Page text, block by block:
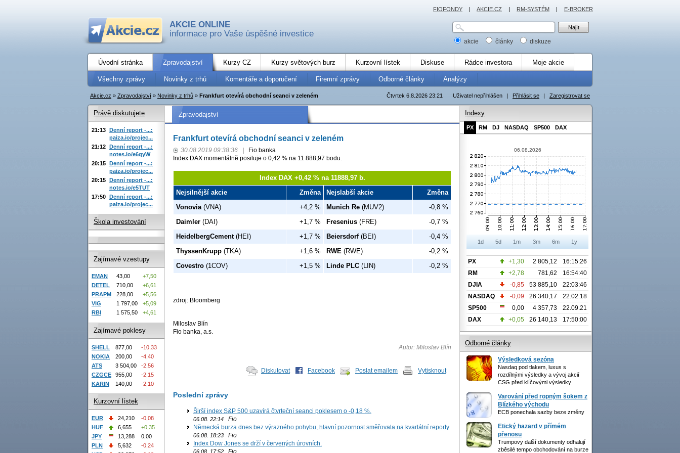
AKCIE ONLINE
informace pro Vaše úspěšné investice
akcie články diskuze
Úvodní stránka Zpravodajství Kurzy CZ Kurzy světových burz Kurzovní lístek Diskuse Rádce investora Moje akcie
Všechny zprávy Novinky z trhů Komentáře a doporučení Firemní zprávy Odborné články Analýzy
Uživatel nepřihlášen | Přihlásit se | Zaregistrovat se
Čtvrtek 6.8.2026 23:21
Akcie.cz » Zpravodajství » Novinky z trhů » Frankfurt otevírá obchodní seanci v zeleném
Zpravodajství
Frankfurt otevírá obchodní seanci v zeleném
30.08.2019 09:38:36
Fio banka
Index DAX momentálně posiluje o 0,42 % na 11 888,97 bodu.
Index DAX +0,42 % na 11888,97 b.
Nejsilnější akcie
Změna Nejslabší akcie
Změna
Vonovia(VNA) +4,2 % Munich Re (MUV2)
-0,8 %
Daimler (DAI) +1,7 % Fresenius (FRE)
-0,7 %
HeidelbergCement(HEI) +1,7 % Beiersdorf(BEI)
-0,4 %
ThyssenKrupp (TKA) +1,6 % RWE (RWE)
-0,2 %
Covestro (1COV) +1,5 % Linde PLC (LIN) -0,2 %
zdroj: Bloomberg
Miloslav Blín
Fio banka, a.s.
Autor: Miloslav Blín
Diskutovat Facebook Poslat emailem Vytisknout
Poslední zprávy
Širší index S&P 500 uzavírá čtvrteční seanci poklesem o -0,18 %.
06.08. 22:14 Fio
Německá burza dnes bez výrazného pohybu, hlavní pozornost směřovala na kvartální reporty
06.08. 18:23 Fio
Index Dow Jones se drží v červených úrovních.
06.08. 17:52 Fio
Právě diskutujete
21:13 Denní report -...:
paiza.io/projec...
21:12 Denní report -...:
notes.io/e6qyW
20:15 Denní report -...:
paiza.io/projec...
20:15 Denní report -...:
notes.io/e5TUT
17:50 Denní report -...:
paiza.io/projec...
Škola investování
Zajímavé vzestupy
EMAN 43,00
+7,50
DETEL
710,00
+6,61
PRAPM
228,00
+5,56
VIG
1 797,00
+5,09
RBI
1 575,50 +4,61
Zajímavé poklesy
SHELL 877,00
-10,33
NOKIA
200,00
-4,40
ATS
3 504,00
-2,56
CZGCE
955,00
-2,15
KARIN
140,00 -2,10
Kurzovní lístek
EUR 24,210
-0,08
HUF
6,655
+0,35
JPY
13,288
0,00
PLN
5,632
-0,24
Indexy
PX RM DJ NASDAQ SP500 DAX
06.08.2026
1d 5d 1m 3m 6m 1y
PX +1,30 2 805,12
16:15:26
RM
+2,78 781,62
16:54:40
DJIA
-0,85 53 885,10
22:03:46
NASDAQ
-0,09 26 340,17
22:02:18
SP500
0,00 4 357,73
22.09.21
DAX
+0,05 26 140,13 17:50:00
Odborné články
Výsledková sezóna
Nasdaq pod tlakem, luxus s
rozdílnými výsledky a vývoj akcií
CSG před klíčovými výsledky
Varování před ropným šokem z
Blízkého východu
ECB ponechala sazby beze změny
Etický hazard v přímém
přenosu
Trumpovy další dokumenty odhalují
zběsilé tempo obchodování na burze
FIOFONDY | AKCIE.CZ | RM-SYSTÉM | E-BROKER